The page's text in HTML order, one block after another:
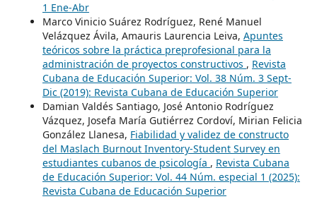
1 Ene-Abr
Marco Vinicio Suárez Rodríguez, René Manuel
Velázquez Ávila, Amauris Laurencia Leiva, Apuntes
teóricos sobre la práctica preprofesional para la
administración de proyectos constructivos , Revista
Cubana de Educación Superior: Vol. 38 Núm. 3 Sept-
Dic (2019): Revista Cubana de Educación Superior
Damian Valdés Santiago, José Antonio Rodríguez
Vázquez, Josefa María Gutiérrez Cordoví, Mirian Felicia
González Llanesa, Fiabilidad y validez de constructo
del Maslach Burnout Inventory-Student Survey en
estudiantes cubanos de psicología , Revista Cubana
de Educación Superior: Vol. 44 Núm. especial 1 (2025):
Revista Cubana de Educación Superior